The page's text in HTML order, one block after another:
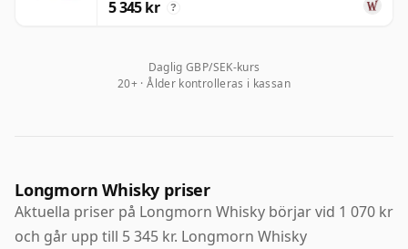
5 345 kr ?
Daglig GBP/SEK-kurs
20+ · Ålder kontrolleras i kassan
Longmorn Whisky priser
Aktuella priser på Longmorn Whisky börjar vid 1 070 kr
och går upp till 5 345 kr. Longmorn Whisky